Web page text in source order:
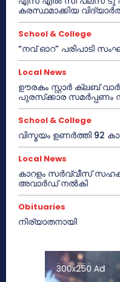
കരസ്ഥമാക്കിയ
School & College
“നവ് ഓറ” പരിപാടി
Local News
ഊരകം സ്റ്റാർ ക്ലബ്
പുരസ്‌ക്കാര സമർപ്പണം
School & College
വിസ്മയം ഉണർത്തി 92
Local News
കാറളം സർവ്വീസ്
അവാർഡ് നൽകി
Obituaries
നിര്യാതനായി